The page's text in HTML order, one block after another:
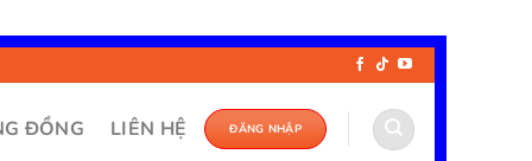
ĐỒNG LIÊN HỆ ĐĂNG NHẬP